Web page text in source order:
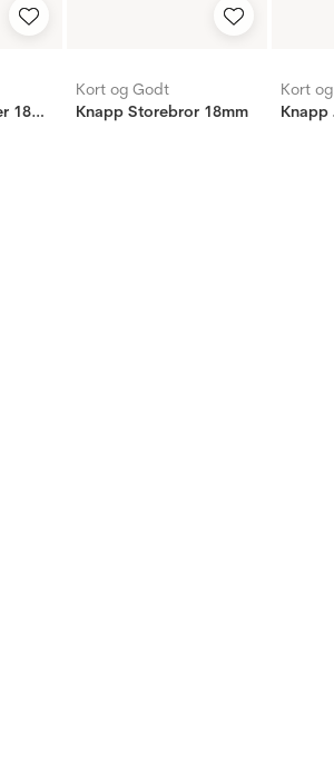
Knapp Storesøster 18mm
Kort og Godt
Knapp Storebror 18mm
Kort
Knapp